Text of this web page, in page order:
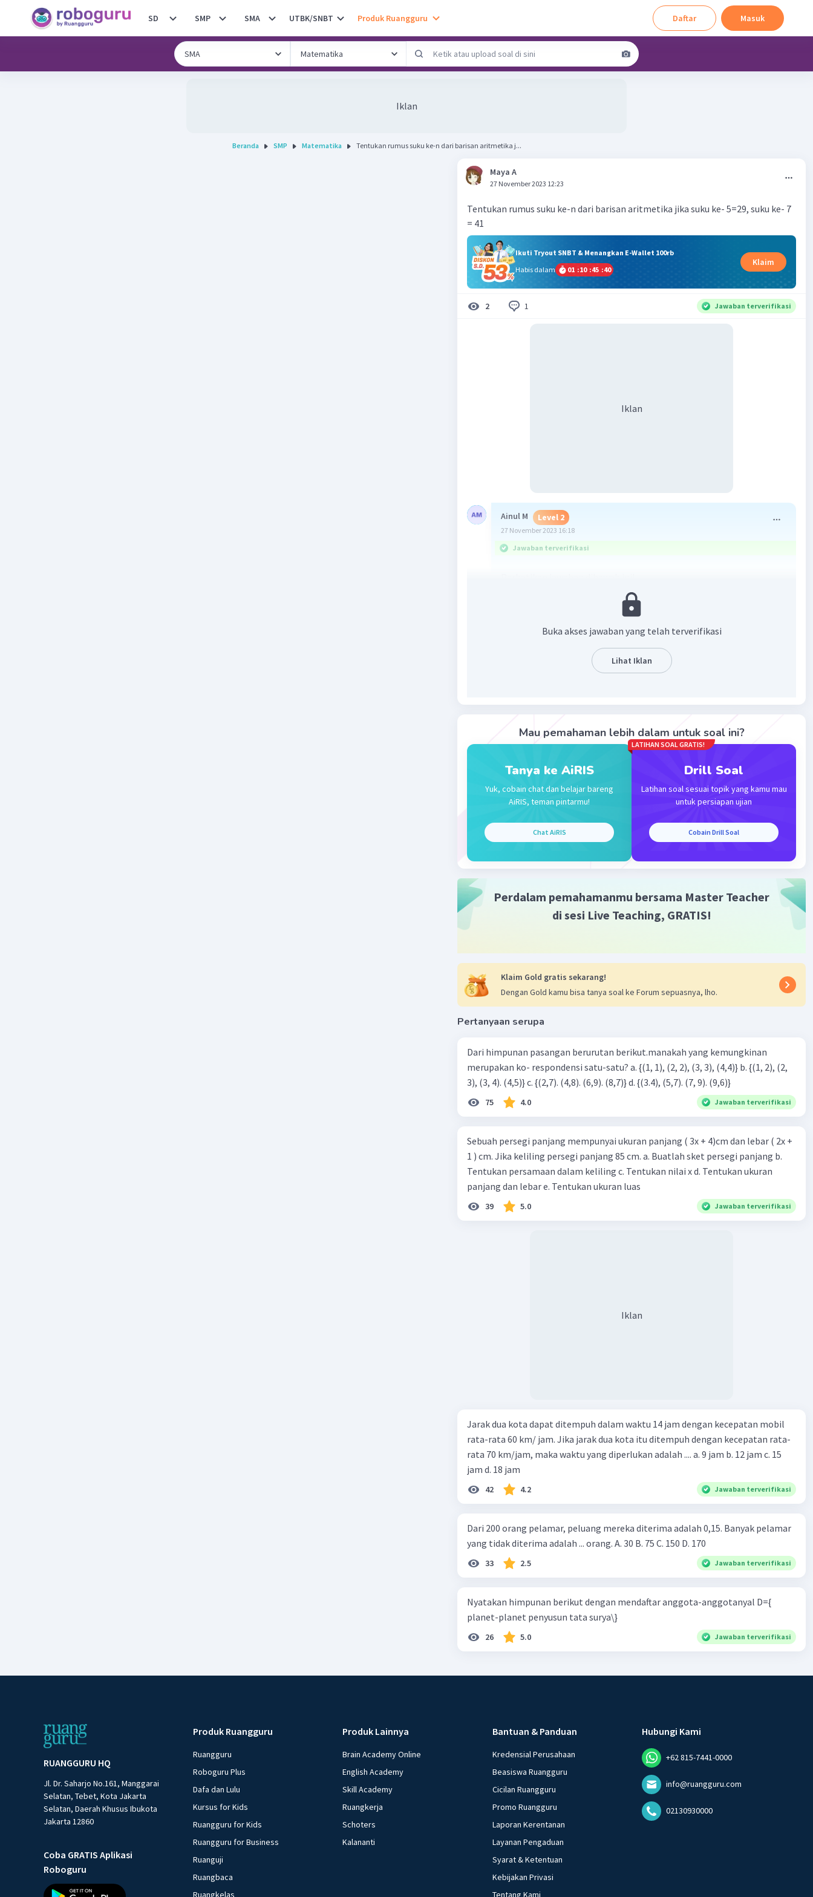
SD SMP SMA UTBK/SNBT Produk Ruangguru Daftar Masuk
Iklan
Beranda SMP Matematika Tentukan rumus suku ke-n dari barisan aritmetika j...
Maya A
27 November 2023 12:23
Tentukan rumus suku ke-n dari barisan aritmetika jika suku ke- 5=29, suku ke- 7
= 41
Ikuti Tryout SNBT & Menangkan E-Wallet 100rb
Habis dalam
01 :10 :45 :40
Klaim
2 1 Jawaban terverifikasi
Iklan
Ainul M Level 2
27 November 2023 16:18
Jawaban terverifikasi
Buka akses jawaban yang telah terverifikasi
Lihat Iklan
Mau pemahaman lebih dalam untuk soal ini?
Tanya ke AiRIS
Yuk, cobain chat dan belajar bareng
AiRIS, teman pintarmu!
Chat AiRIS
LATIHAN SOAL GRATIS!
Drill Soal
Latihan soal sesuai topik yang kamu mau
untuk persiapan ujian
Cobain Drill Soal
Perdalam pemahamanmu bersama Master Teacher
di sesi Live Teaching, GRATIS!
Klaim Gold gratis sekarang!
Dengan Gold kamu bisa tanya soal ke Forum sepuasnya, lho.
Pertanyaan serupa
Dari himpunan pasangan berurutan berikut.manakah yang kemungkinan
merupakan ko- respondensi satu-satu? a. {(1, 1), (2, 2), (3, 3), (4,4)} b. {(1, 2), (2,
3), (3, 4). (4,5)} c. {(2,7). (4,8). (6,9). (8,7)} d. {(3.4), (5,7). (7, 9). (9,6)}
75 4.0 Jawaban terverifikasi
Sebuah persegi panjang mempunyai ukuran panjang ( 3x + 4)cm dan lebar ( 2x +
1 ) cm. Jika keliling persegi panjang 85 cm. a. Buatlah sket persegi panjang b.
Tentukan persamaan dalam keliling c. Tentukan nilai x d. Tentukan ukuran
panjang dan lebar e. Tentukan ukuran luas
39 5.0 Jawaban terverifikasi
Iklan
Jarak dua kota dapat ditempuh dalam waktu 14 jam dengan kecepatan mobil
rata-rata 60 km/ jam. Jika jarak dua kota itu ditempuh dengan kecepatan rata-
rata 70 km/jam, maka waktu yang diperlukan adalah .... a. 9 jam b. 12 jam c. 15
jam d. 18 jam
42 4.2 Jawaban terverifikasi
Dari 200 orang pelamar, peluang mereka diterima adalah 0,15. Banyak pelamar
yang tidak diterima adalah ... orang. A. 30 B. 75 C. 150 D. 170
33 2.5 Jawaban terverifikasi
Nyatakan himpunan berikut dengan mendaftar anggota-anggotanyal D={
planet-planet penyusun tata surya\}
26 5.0 Jawaban terverifikasi
RUANGGURU HQ
Jl. Dr. Saharjo No.161, Manggarai
Selatan, Tebet, Kota Jakarta
Selatan, Daerah Khusus Ibukota
Jakarta 12860
Coba GRATIS Aplikasi
Roboguru
Produk Ruangguru
Ruangguru
Roboguru Plus
Dafa dan Lulu
Kursus for Kids
Ruangguru for Kids
Ruangguru for Business
Ruanguji
Ruangbaca
Ruangkelas
Produk Lainnya
Brain Academy Online
English Academy
Skill Academy
Ruangkerja
Schoters
Kalananti
Bantuan & Panduan
Kredensial Perusahaan
Beasiswa Ruangguru
Cicilan Ruangguru
Promo Ruangguru
Laporan Kerentanan
Layanan Pengaduan
Syarat & Ketentuan
Kebijakan Privasi
Tentang Kami
Hubungi Kami
+62 815-7441-0000
info@ruangguru.com
02130930000